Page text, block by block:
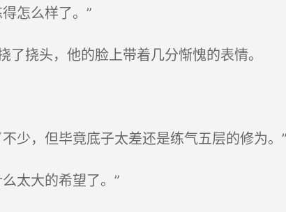
怎么样了。”
挠头，他的脸上带着几分惭愧的表情。
少，但毕竟底子太差还是练气五层的修为。
太大的希望了。”